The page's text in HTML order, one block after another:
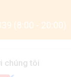
(8:00 - 20:00)
chúng tôi